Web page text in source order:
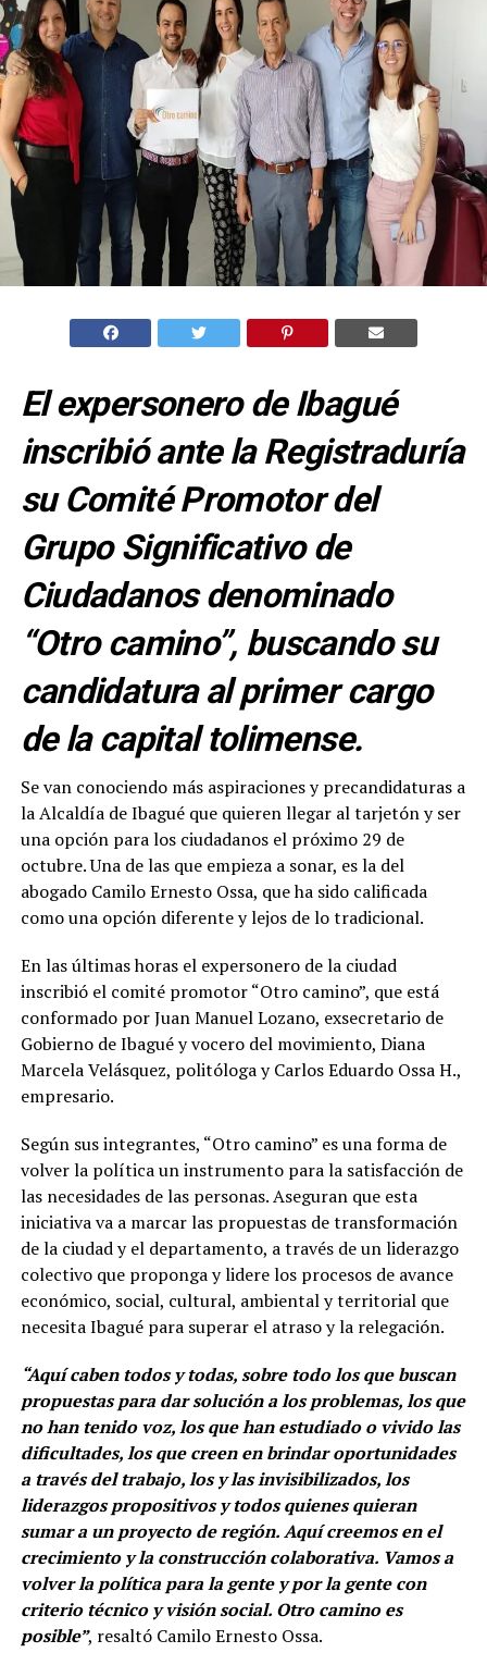
El expersonero de Ibagué
inscribió ante la Registraduría
su Comité Promotor del
Grupo Significativo de
Ciudadanos denominado
“Otro camino”, buscando su
candidatura al primer cargo
de la capital tolimense.
Se van conociendo más aspiraciones y precandidaturas a
la Alcaldía de Ibagué que quieren llegar al tarjetón y ser
una opción para los ciudadanos el próximo 29 de
octubre. Una de las que empieza a sonar, es la del
abogado Camilo Ernesto Ossa, que ha sido calificada
como una opción diferente y lejos de lo tradicional.
En las últimas horas el expersonero de la ciudad
inscribió el comité promotor “Otro camino”, que está
conformado por Juan Manuel Lozano, exsecretario de
Gobierno de Ibagué y vocero del movimiento, Diana
Marcela Velásquez, politóloga y Carlos Eduardo Ossa H.,
empresario.
Según sus integrantes, “Otro camino” es una forma de
volver la política un instrumento para la satisfacción de
las necesidades de las personas. Aseguran que esta
iniciativa va a marcar las propuestas de transformación
de la ciudad y el departamento, a través de un liderazgo
colectivo que proponga y lidere los procesos de avance
económico, social, cultural, ambiental y territorial que
necesita Ibagué para superar el atraso y la relegación.
“Aquí caben todos y todas, sobre todo los que buscan
propuestas para dar solución a los problemas, los que
no han tenido voz, los que han estudiado o vivido las
dificultades, los que creen en brindar oportunidades
a través del trabajo, los y las invisibilizados, los
liderazgos propositivos y todos quienes quieran
sumar a un proyecto de región. Aquí creemos en el
crecimiento y la construcción colaborativa. Vamos a
volver la política para la gente y por la gente con
criterio técnico y visión social. Otro camino es
posible”, resaltó Camilo Ernesto Ossa.